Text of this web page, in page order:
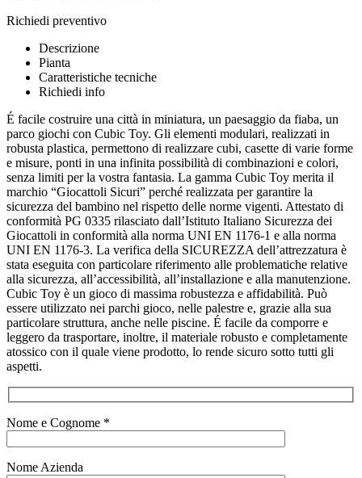
Richiedi preventivo
Descrizione
Pianta
Caratteristiche tecniche
Richiedi info
É facile costruire una città in miniatura, un paesaggio da fiaba, un
parco giochi con Cubic Toy. Gli elementi modulari, realizzati in
robusta plastica, permettono di realizzare cubi, casette di varie forme
e misure, ponti in una infinita possibilità di combinazioni e colori,
senza limiti per la vostra fantasia. La gamma Cubic Toy merita il
marchio “Giocattoli Sicuri” perché realizzata per garantire la
sicurezza del bambino nel rispetto delle norme vigenti. Attestato di
conformità PG 0335 rilasciato dall’Istituto Italiano Sicurezza dei
Giocattoli in conformità alla norma UNI EN 1176-1 e alla norma
UNI EN 1176-3. La verifica della SICUREZZA dell’attrezzatura è
stata eseguita con particolare riferimento alle problematiche relative
alla sicurezza, all’accessibilità, all’installazione e alla manutenzione.
Cubic Toy è un gioco di massima robustezza e affidabilità. Può
essere utilizzato nei parchi gioco, nelle palestre e, grazie alla sua
particolare struttura, anche nelle piscine. É facile da comporre e
leggero da trasportare, inoltre, il materiale robusto e completamente
atossico con il quale viene prodotto, lo rende sicuro sotto tutti gli
aspetti.
Nome e Cognome *
Nome Azienda